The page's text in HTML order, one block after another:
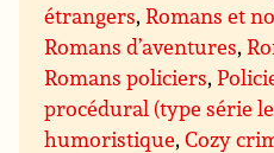
étrangers,Romans et
Romans d’aventures,
Romans policiers,
procédural (type série
humoristique,Cozy